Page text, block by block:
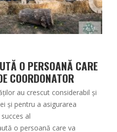
O PERSOANĂ CARE
COORDONATOR
au crescut considerabil și
și pentru a asigurarea
al
o persoană care va